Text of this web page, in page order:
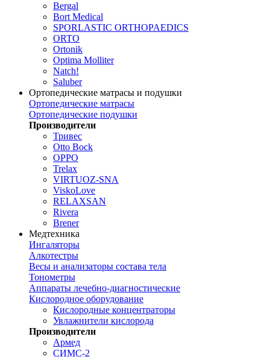
Bergal
Bort Medical
SPORLASTIC ORTHOPAEDICS
ORTO
Ortonik
Optima Molliter
Natch!
Saluber
Ортопедические матрасы и подушки
Ортопедические матрасы
Ортопедические подушки
Производители
Тривес
Otto Bock
OPPO
Trelax
VIRTUOZ-SNA
ViskoLove
RELAXSAN
Rivera
Brener
Медтехника
Ингаляторы
Алкотестры
Весы и анализаторы состава тела
Тонометры
Аппараты лечебно-диагностические
Кислородное оборудование
Кислородные концентраторы
Увлажнители кислорода
Производители
Армед
СИМС-2